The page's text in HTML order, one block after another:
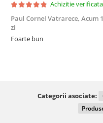
Achizitie verificata
Paul Cornel Vatrarece, Acum 1
zi
Foarte bun
Categorii asociate: